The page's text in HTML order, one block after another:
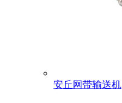
安丘网带输送机